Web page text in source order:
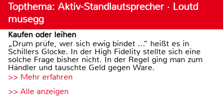
Topthema: Aktiv-Standlautsprecher · Loutd
musegg
Kaufen oder leihen
„Drum prüfe, wer sich ewig bindet ...“ heißt es in
Schillers Glocke. In der High Fidelity stellte sich eine
solche Frage bisher nicht. In der Regel ging man zum
Händler und tauschte Geld gegen Ware.
>> Mehr erfahren
>> Alle anzeigen